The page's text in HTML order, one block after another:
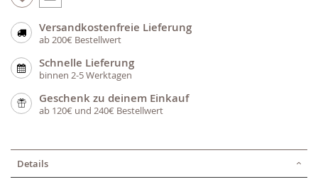
Versandkostenfreie Lieferung
ab 200€ Bestellwert
Schnelle Lieferung
binnen 2-5 Werktagen
Geschenk zu deinem Einkauf
ab 120€ und 240€ Bestellwert
Details